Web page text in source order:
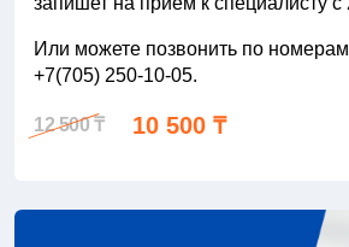
Или можете позвонить по
+7(705) 250-10-05.
12 500 ₸ 10 500 ₸